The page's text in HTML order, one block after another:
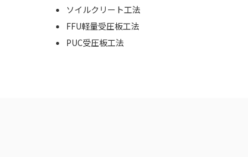
ソイルクリート工法
FFU軽量受圧板工法
PUC受圧板工法